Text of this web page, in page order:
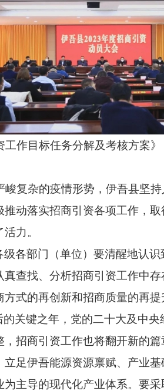
作目标任务分解及考核方案
复杂的疫情形势，伊吾县坚
动落实招商引资各项工作，
力。
各部门（单位）要清醒地认识
查找、分析招商引资工作中
式的再创新和招商质量的再提
关键之年，党的二十大及中
招商引资工作也将翻开新的
足伊吾能源资源禀赋、产业
主导的现代化产业体系。要